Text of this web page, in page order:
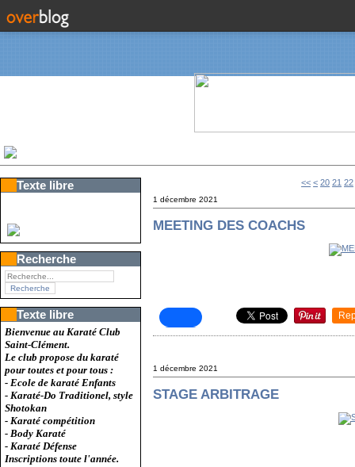
Texte libre
Recherche
Texte libre
Bienvenue au Karaté Club
Saint-Clément.
Le club propose du karaté
pour toutes et pour tous :
- Ecole de karaté Enfants
- Karaté-Do Traditionel, style
Shotokan
- Karaté compétition
- Body Karaté
- Karaté Défense
Inscriptions toute l'année.
<< < 10
20 21 22
1 décembre 2021
MEETING DES COACHS
1 décembre 2021
STAGE ARBITRAGE